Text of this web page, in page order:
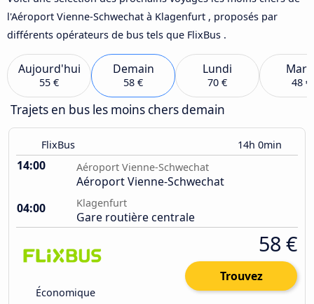
l'Aéroport Vienne-Schwechat à Klagenfurt , proposés par
différents opérateurs de bus tels que FlixBus .
Aujourd'hui
55 €
Demain
58 €
Lundi
70 € 48 €
Trajets en bus les moins chers demain
FlixBus 14h 0min
14:00 Aéroport Vienne-Schwechat
Aéroport Vienne-Schwechat
04:00
Klagenfurt
Gare routière centrale
Économique
58 €
Trouvez